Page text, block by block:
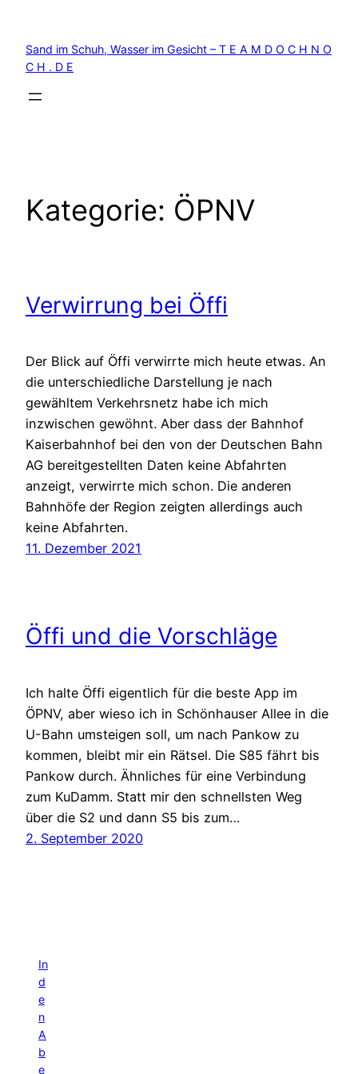
springen
Sand im Schuh, Wasser im Gesicht – T E A M D O C H N O
C H . D E
Kategorie: ÖPNV
Verwirrung bei Öffi
Der Blick auf Öffi verwirrte mich heute etwas. An
die unterschiedliche Darstellung je nach
gewähltem Verkehrsnetz habe ich mich
inzwischen gewöhnt. Aber dass der Bahnhof
Kaiserbahnhof bei den von der Deutschen Bahn
AG bereitgestellten Daten keine Abfahrten
anzeigt, verwirrte mich schon. Die anderen
Bahnhöfe der Region zeigten allerdings auch
keine Abfahrten.
11. Dezember 2021
Öffi und die Vorschläge
Ich halte Öffi eigentlich für die beste App im
ÖPNV, aber wieso ich in Schönhauser Allee in die
U-Bahn umsteigen soll, um nach Pankow zu
kommen, bleibt mir ein Rätsel. Die S85 fährt bis
Pankow durch. Ähnliches für eine Verbindung
zum KuDamm. Statt mir den schnellsten Weg
über die S2 und dann S5 bis zum…
2. September 2020
In
d
e
n
A
b
e